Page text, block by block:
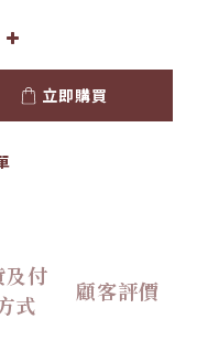
立即購買
及付
式
顧客評價